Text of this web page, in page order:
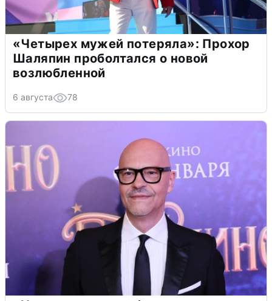
«Четырех мужей потеряла»: Прохор
Шаляпин проболтался о новой
возлюбленной
6 августа 78